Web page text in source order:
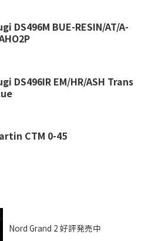
DS496M BUE-RESIN/AT/A-
DS496IR EM/HR/ASH Trans
CTM 0-45
Nord Grand 2 好評発売中